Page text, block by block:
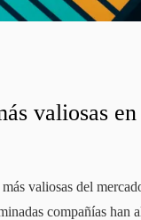
valiosas
valiosas del
compañías